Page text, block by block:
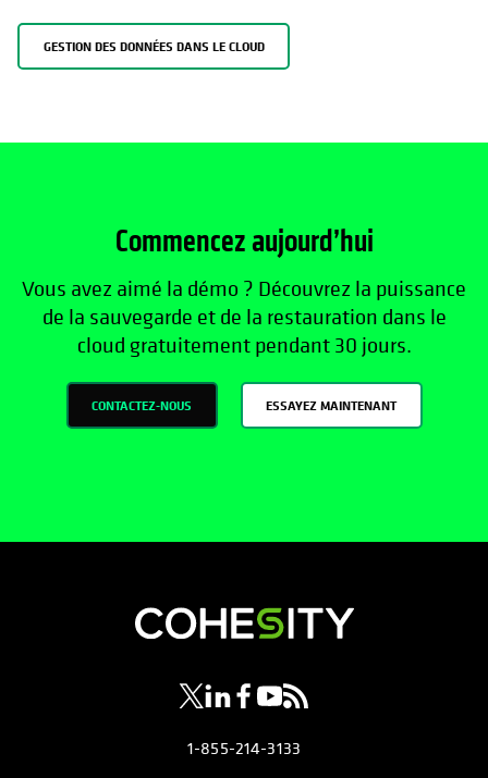
GESTION DES DONNÉES DANS LE CLOUD
Commencez aujourd’hui
Vous avez aimé la démo ? Découvrez la puissance
de la sauvegarde et de la restauration dans le
cloud gratuitement pendant 30 jours.
CONTACTEZ-NOUS ESSAYEZ MAINTENANT
s’ouvre dans un nouvel onglet
s’ouvre dans un nouvel onglet
s’ouvre dans un nouvel onglet
s’ouvre dans un nouvel
s’ouvre dans un nouvel
1-855-214-3133